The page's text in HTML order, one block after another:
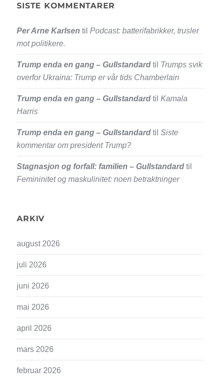
SISTE KOMMENTARER
Per Arne Karlsen tilPodcast: batterifabrikker, trusler
mot politikere.
Trump enda en gang – Gullstandard til Trumps svik
overfor Ukraina: Trump er vår tids Chamberlain
Trump enda en gang – Gullstandard tilKamala
Harris
Trump enda en gang – Gullstandard tilSiste
kommentar om president Trump?
Stagnasjon og forfall: familien – Gullstandard til
Femininitet og maskulinitet: noen betraktninger
ARKIV
august 2026
juli 2026
juni 2026
mai 2026
april 2026
mars 2026
februar 2026